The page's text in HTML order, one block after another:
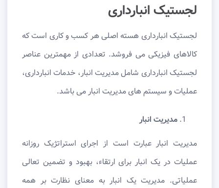
لجستیک انبارداری
لجستیک انبارداری هسته اصلی هر کسب و کاری است که
کالاهای فیزیکی می فروشد. تعدادی از مهمترین عناصر
لجستیک انبارداری شامل مدیریت انبار، خدمات انبارداری،
عملیات و سیستم های مدیریت انبار می باشد.
مدیریت انبار
مدیریت انبار عبارت است از اجرای استراتژیک روزانه
عملیات در یک انبار برای ارتقاء، بهبود و تضمین تعالی
عملیاتی. مدیریت یک انبار به معنای نظارت بر همه